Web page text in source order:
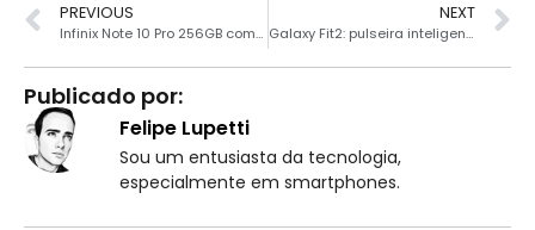
PREVIOUS
Infinix Note 10 Pro 256GB com 2 anos de garantia por R$ 1359
NEXT
Galaxy Fit2: pulseira inteligente da Samsung saindo por R$ 149
Publicado por:
Felipe Lupetti
Sou um entusiasta da tecnologia,
especialmente em smartphones.